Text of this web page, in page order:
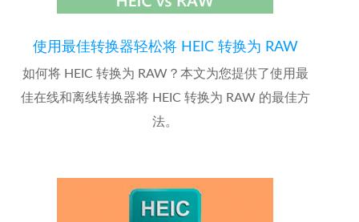
使用最佳转换器轻松将 HEIC 转换为 RAW
如何将 HEIC 转换为 RAW？本文为您提供了使用最
佳在线和离线转换器将 HEIC 转换为 RAW 的最佳方
法。